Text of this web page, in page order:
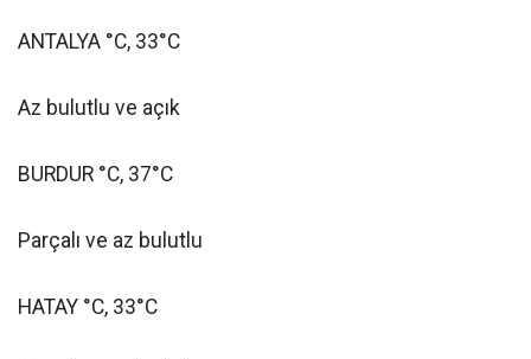
ANTALYA °C, 33°C
Az bulutlu ve açık
BURDUR °C, 37°C
Parçalı ve az bulutlu
HATAY °C, 33°C